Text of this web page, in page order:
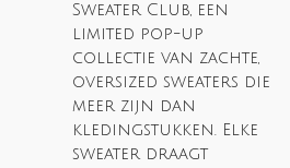
Sweater Club, een
limited pop-up
collectie van zachte,
oversized sweaters die
meer zijn dan
kledingstukken. Elke
sweater draagt